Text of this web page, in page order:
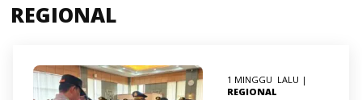
REGIONAL
1 MINGGU LALU |
REGIONAL